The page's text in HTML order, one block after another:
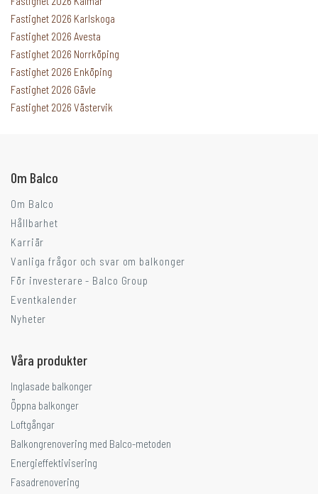
Fastighet 2026 Karlskoga
Fastighet 2026 Avesta
Fastighet 2026 Norrköping
Fastighet 2026 Enköping
Fastighet 2026 Gävle
Fastighet 2026 VästervikGår ni i balkongtankar?
Om Balco
Om Balco
Hållbarhet
Karriär
Vanliga frågor och svar om balkonger
För investerare - Balco Group
Eventkalender
Nyheter
Våra produkter
Inglasade balkonger
Öppna balkonger
Loftgångar
Balkongrenovering med Balco-metoden
Energieffektivisering
Fasadrenovering